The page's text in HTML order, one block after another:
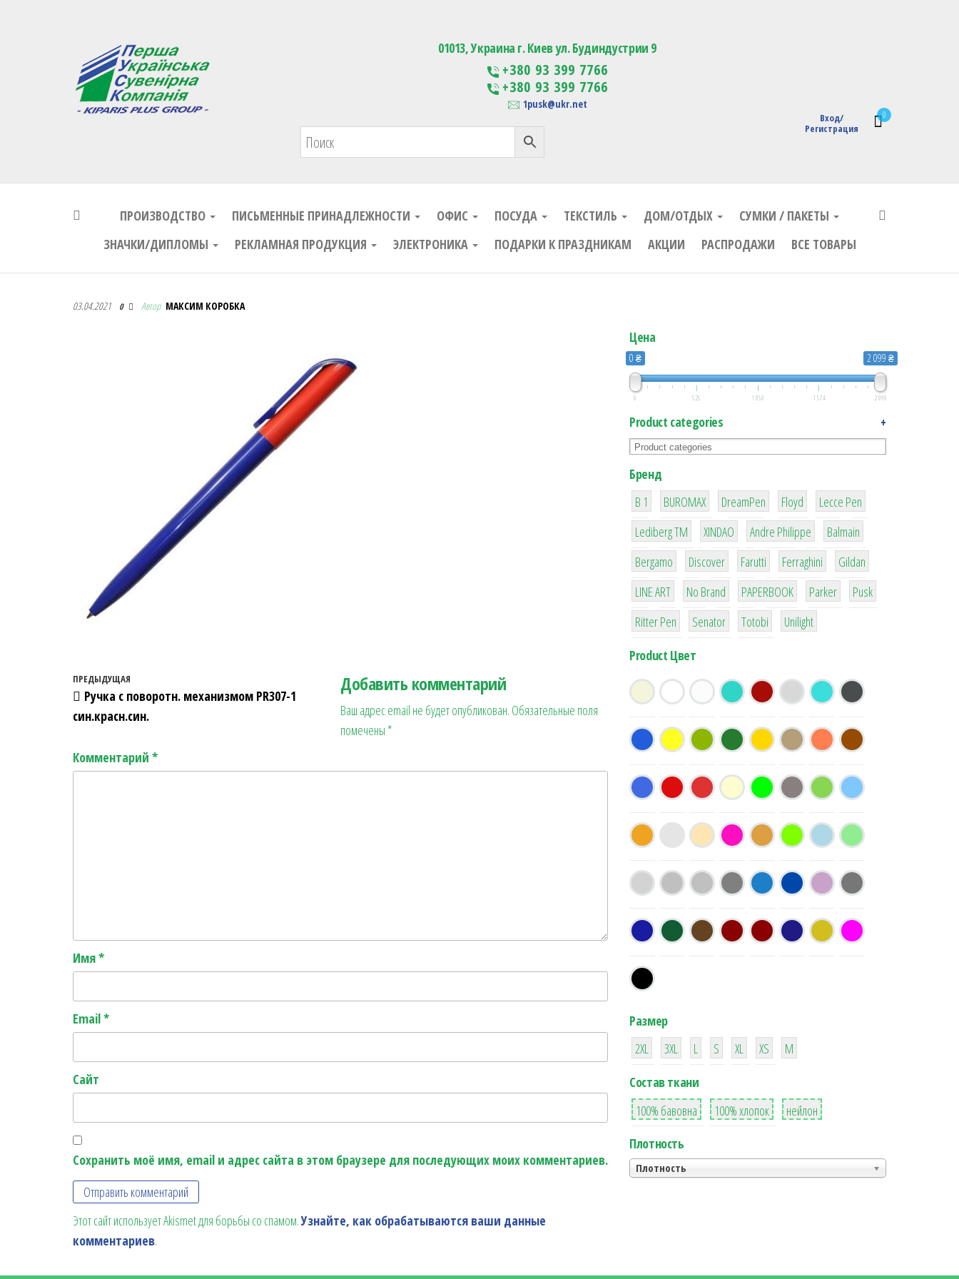
Первая Украинская Сувенирная Компания Изготовление сувенирной продукции с логотипом
0
Вход/
Регистрация
01013, Украина г. Киев ул. Будиндустрии 9
+380 93 399 7766
+380 93 399 7766
1pusk@ukr.net
ПРОИЗВОДСТВО ПИСЬМЕННЫЕ ПРИНАДЛЕЖНОСТИ ОФИС ПОСУДА ТЕКСТИЛЬ ДОМ/ОТДЫХ
СУМКИ / ПАКЕТЫ
ЗНАЧКИ/ДИПЛОМЫ
РЕКЛАМНАЯ ПРОДУКЦИЯ ЭЛЕКТРОНИКА ПОДАРКИ К ПРАЗДНИКАМ АКЦИИ РАСПРОДАЖИ ВСЕ ТОВАРЫ
Первая Украинская Сувенирная Компания
03.04.2021 0 Автор МАКСИМ КОРОБКА
Навигация по записям
Предыдущая запись
ПРЕДЫДУЩАЯ
Ручка с поворотн. механизмом PR307-1
син.красн.син.
Добавить комментарий
Ваш адрес email не будет опубликован. Обязательные поля
помечены *
Комментарий *
Имя*
Email*
Сайт
Сохранить моё имя, email и адрес сайта в этом браузере для последующих моих комментариев.
Этот сайт использует Akismet для борьбы со спамом.Узнайте, как обрабатываются ваши данные
комментариев.
Цена
0 ₴ 2 099 ₴
0 525 1 050 1 574 2 099
Product categories +
Бренд
B 1
1
BUROMAX
1
DreamPen
2
Floyd
2
Lecce Pen
3
Lediberg ТМ
3
XINDAO
1
Andre Philippe
4
Balmain
26
Bergamo
64
Discover
299
Farutti
4
Ferraghini
42
Gildan
4
LINE ART
90
No Brand
8
PAPERBOOK
6
Parker
2
Pusk
22
Ritter Pen
15
Senator
43
Totobi
1
Unilight
Product Цвет
Размер
38
2XL
16
3XL
42
L
42
S
42
XL XS
М
Состав ткани
8
100% бавовна
36
100% хлопок
2
нейлон
Плотность
Плотность